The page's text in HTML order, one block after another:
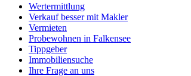
Wertermittlung
Verkauf besser mit Makler
Vermieten
Probewohnen in Falkensee
Tippgeber
Immobiliensuche
Ihre Frage an uns